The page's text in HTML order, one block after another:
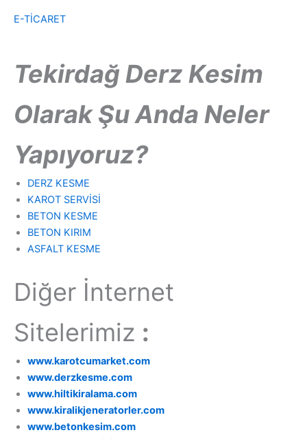
E-TİCARET
Tekirdağ Derz Kesim
Olarak Şu Anda Neler
Yapıyoruz?
DERZ KESME
KAROT SERVİSİ
BETON KESME
BETON KIRIM
ASFALT KESME
Diğer İnternet
Sitelerimiz :
www.karotcumarket.com
www.derzkesme.com
www.hiltikiralama.com
www.kiralikjeneratorler.com
www.betonkesim.com